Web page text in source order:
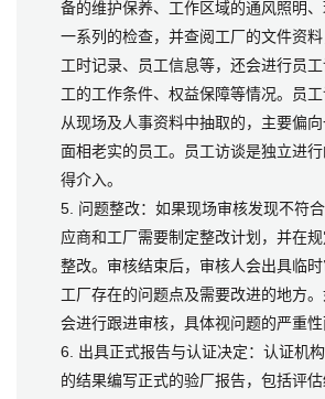
备的维护保养、工作区域的通风照明
一系列的检查，并查阅工厂的文件资
工时记录、员工信息等，还会进行员
工的工作条件、权益保障等情况。员
从现场及人事资料中抽取的，主要偏向
面相老实的员工。员工访谈是独立进
得介入。
5. 问题整改：如果现场审核发现不符
应商和工厂需要制定整改计划，并在
整改。审核结束后，审核人会出具临
工厂存在的问题点及需要改进的地方
会进行跟进审核，具体视问题的严重性
6. 出具正式报告与认证决定：认证机
的结果编写正式的验厂报告，包括评